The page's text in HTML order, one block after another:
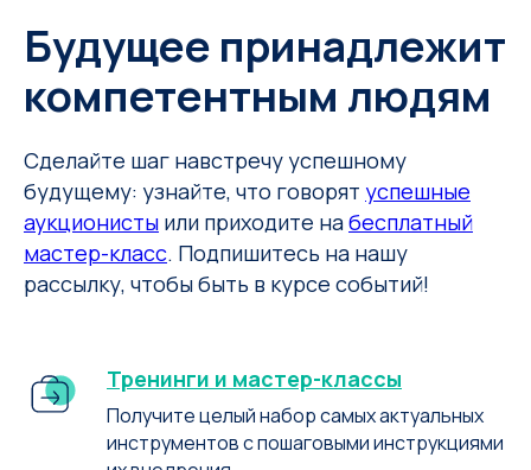
Будущее принадлежит
компетентным людям
Сделайте шаг навстречу успешному
будущему: узнайте, что говорят успешные
аукционисты или приходите набесплатный
мастер-класс. Подпишитесь на нашу
рассылку, чтобы быть в курсе событий!
Тренинги и мастер-классы
Получите целый набор самых актуальных
инструментов с пошаговыми инструкциями